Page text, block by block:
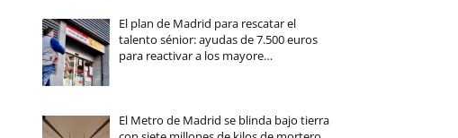
El plan de Madrid para rescatar el
talento sénior: ayudas de 7.500 euros
para reactivar a los mayore…
El Metro de Madrid se blinda bajo tierra